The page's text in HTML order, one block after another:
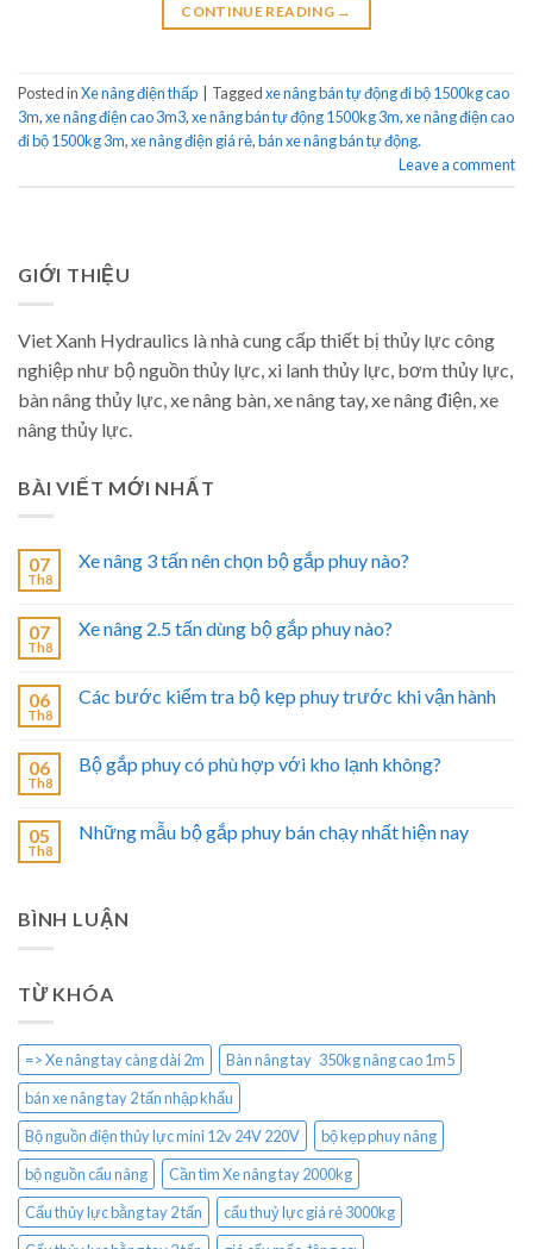
CONTINUE READING →
Posted inXe nâng điện thấp Taggedxe nâng bán tự động đi bộ 1500kg cao
3m,xe nâng điện cao 3m3,xe nâng bán tự động 1500kg 3m,xe nâng điện cao
đi bộ 1500kg 3m,xe nâng điện giá rẻ,bán xe nâng bán tự động.
Leave a comment
GIỚI THIỆU
Viet Xanh Hydraulics là nhà cung cấp thiết bị thủy lực công
nghiệp như bộ nguồn thủy lực, xi lanh thủy lực, bơm thủy lực,
bàn nâng thủy lực, xe nâng bàn, xe nâng tay, xe nâng điện, xe
nâng thủy lực.
BÀI VIẾT MỚI NHẤT
07
Th8
Xe nâng 3 tấn nên chọn bộ gắp phuy nào?
07
Th8
Xe nâng 2.5 tấn dùng bộ gắp phuy nào?
06
Th8
Các bước kiểm tra bộ kẹp phuy trước khi vận hành
06
Th8
Bộ gắp phuy có phù hợp với kho lạnh không?
05
Th8
Những mẫu bộ gắp phuy bán chạy nhất hiện nay
BÌNH LUẬN
TỪ KHÓA
=> Xe nâng tay càng dài 2m
Bàn nâng tay 350kg nâng cao 1m5
bán xe nâng tay 2 tấn nhập khẩu
Bộ nguồn điện thủy lực mini 12v 24V 220V
bộ kẹp phuy nâng
bộ nguồn cẩu nâng
Cần tìm Xe nâng tay 2000kg
Cẩu thủy lực bằng tay 2 tấn
cẩu thuỷ lực giá rẻ 3000kg